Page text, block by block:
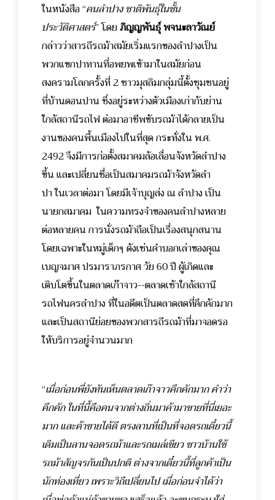
ในหนังสือ “คนลำปาง ชาติพันธุ์ในชั้น
ประวัติศาสตร์” โดยภิญญพันธุ์ พจนะลาวัณย์
กล่าวว่าสารถีรถม้าสมัยเริ่มแรกของลำปางเป็น
พวกแขกปาทานที่อพยพเข้ามาในสมัยก่อน
สงครามโลกครั้งที่ 2 ชาวมุสลิมกลุ่มนี้ตั้งชุมชนอยู่
ที่บ้านดอนปาน ซึ่งอยู่ระหว่างตัวเมืองเก่ากับย่าน
ใกล้สถานีรถไฟ ต่อมาอาชีพขับรถม้าได้กลายเป็น
งานของคนพื้นเมืองไปในที่สุดกระทั่งใน พ.ศ.
2492 จึงมีการก่อตั้งสมาคมล้อเลื่อนจังหวัดลำปาง
ขึ้น และเปลี่ยนชื่อเป็นสมาคมรถม้าจังหวัดลำ
ปา ในเวลาต่อมา โดยมีเจ้าบุญส่ง ณ ลำปาง เป็น
นายกสมาคม ในความทรงจำของคนลำปางหลาย
ต่อหลายคน การนั่งรถม้าถือเป็นเรื่องสนุกสนาน
โดยเฉพาะในหมู่เด็กๆ ดังเช่นคำบอกเล่าของคุณ
เบญจมาศ ปรมาราภรกาศ วัย 60 ปี ผู้เกิดและ
เติบโตขึ้นในตลาดเก๊าจาว--ตลาดเช้าใกล้สถานี
รถไฟนครลำปาง ที่ในอดีตเป็นตลาดสดที่คึกคักมาก
และเป็นสถานีย่อยของพวกสารถีรถม้าที่มาจอดรอ
ให้บริการอยู่จำนวนมาก
“เมื่อก่อนพี่ยังทันเห็นตลาดเก๊าจาวคึกคักมาก คำว่า
คึกคัก ในที่นี้คือคนจากต่างถิ่นมาค้ามาขายที่นี่เยอะ
มาก และค้าขายได้ดี ตรงลานที่เป็นที่จอดรถเดี๋ยวนี้
เดิมเป็นลานจอดรถม้าและรถเมล์เขียว ชาวบ้านใช้
รถม้าสัญจรกันเป็นปกติ ต่างจากเดี๋ยวนี้ที่ลูกค้าเป็น
นักท่องเที่ยว เพราะวิถีเปลี่ยนไป เมื่อก่อนจำได้ว่า